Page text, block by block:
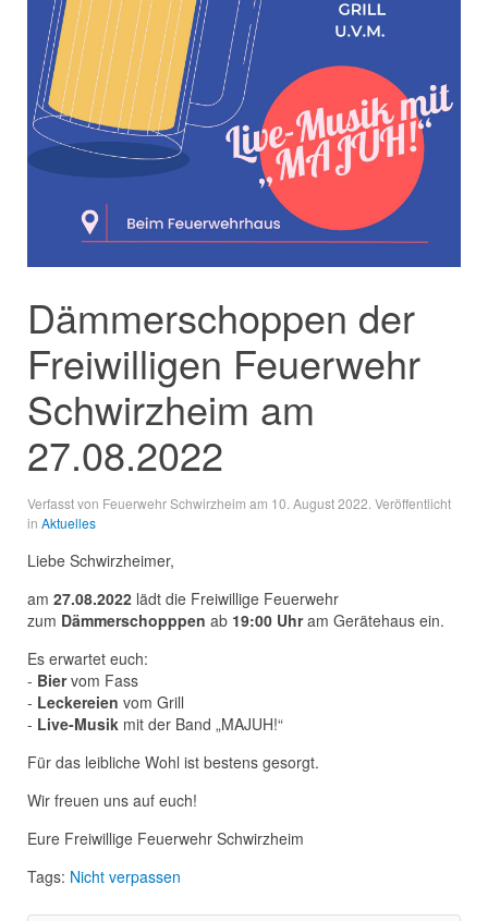
Dämmerschoppen der
Freiwilligen Feuerwehr
Schwirzheim am
27.08.2022
Verfasst von Feuerwehr Schwirzheim am 10. August 2022 . Veröffentlicht
in Aktuelles
Liebe Schwirzheimer,
am 27.08.2022 lädt die Freiwillige Feuerwehr
zum Dämmerschopppen ab 19:00 Uhram Gerätehaus ein.
Es erwartet euch:
- Biervom Fass
- Leckereien vom Grill
- Live-Musik mit der Band „MAJUH!“
Für das leibliche Wohl ist bestens gesorgt.
Wir freuen uns auf euch!
Eure Freiwillige Feuerwehr Schwirzheim
Tags: Nicht verpassen